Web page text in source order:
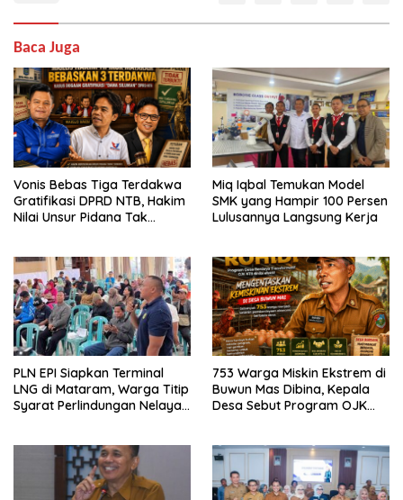
Baca Juga
Vonis Bebas Tiga Terdakwa
Gratifikasi DPRD NTB, Hakim
Nilai Unsur Pidana Tak
Miq Iqbal Temukan Model
SMK yang Hampir 100 Persen
Lulusannya Langsung Kerja
PLN EPI Siapkan Terminal
LNG di Mataram, Warga Titip
Syarat Perlindungan Nelayan
753 Warga Miskin Ekstrem di
Buwun Mas Dibina, Kepala
Desa Sebut Program OJK